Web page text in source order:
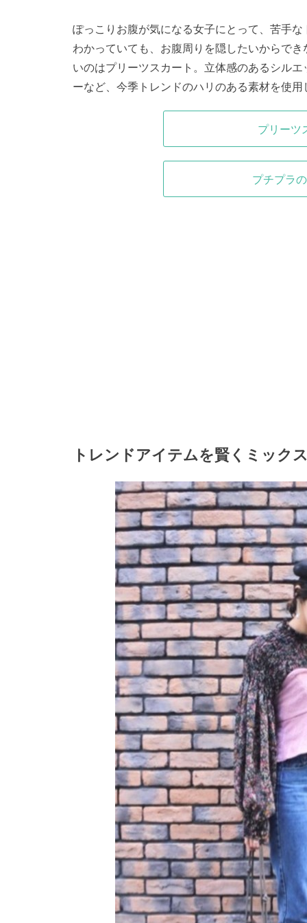
ぽっこりお腹が気になる女子にとって、苦手
わかっていても、お腹周りを隠したいからで
いのはプリーツスカート。立体感のあるシル
ーなど、今季トレンドのハリのある素材を使
プリーツ
プチプラ
トレンドアイテムを賢くミック